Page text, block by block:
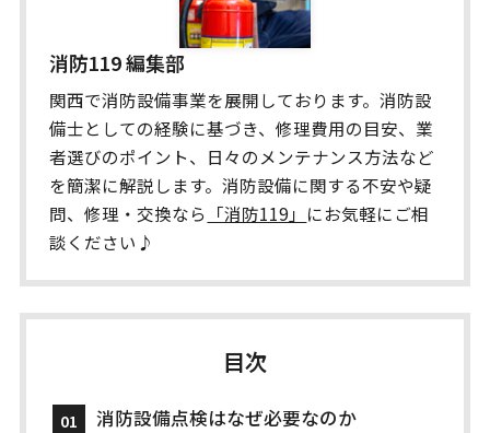
消防119 編集部
関西で消防設備事業を展開しております。消防設
備士としての経験に基づき、修理費用の目安、業
者選びのポイント、日々のメンテナンス方法など
を簡潔に解説します。消防設備に関する不安や疑
問、修理・交換なら 「消防119」 にお気軽にご相
談ください♪
目次
消防設備点検はなぜ必要なのか